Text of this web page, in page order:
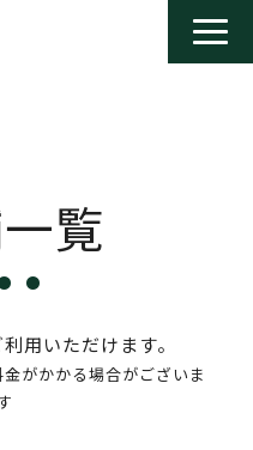
覧
用いただけます。
がかかる場合がございま